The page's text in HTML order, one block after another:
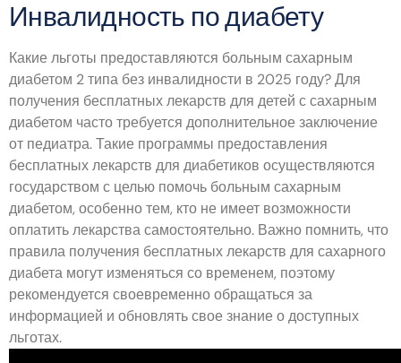
Инвалидность по диабету
Какие льготы предоставляются больным сахарным
диабетом 2 типа без инвалидности в 2025 году? Для
получения бесплатных лекарств для детей с сахарным
диабетом часто требуется дополнительное заключение
от педиатра. Такие программы предоставления
бесплатных лекарств для диабетиков осуществляются
государством с целью помочь больным сахарным
диабетом, особенно тем, кто не имеет возможности
оплатить лекарства самостоятельно. Важно помнить, что
правила получения бесплатных лекарств для сахарного
диабета могут изменяться со временем, поэтому
рекомендуется своевременно обращаться за
информацией и обновлять свое знание о доступных
льготах.